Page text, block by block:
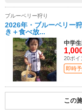
ブルーベリー狩り
2026年・ブルーベリー
き＋食べ放...
中学
20ポイ
即時
この